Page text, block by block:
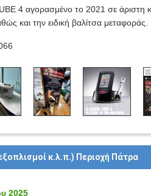
4 αγορασμένο το 2021 σε άριστη
και την ειδική βαλίτσα μεταφοράς.
κ.λ.π.) Περιοχή Πάτρα
2025